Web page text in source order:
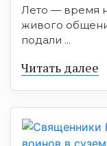
Лето — время
живого
подали ...
Читать далее